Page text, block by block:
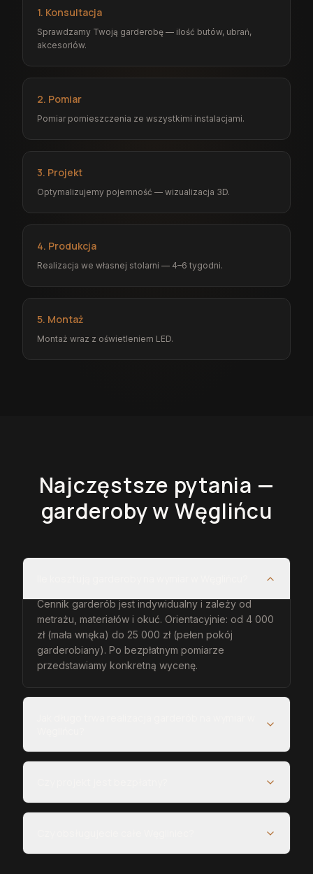
1. Konsultacja
Sprawdzamy Twoją garderobę — ilość butów, ubrań,
akcesoriów.
2. Pomiar
Pomiar pomieszczenia ze wszystkimi instalacjami.
3. Projekt
Optymalizujemy pojemność — wizualizacja 3D.
4. Produkcja
Realizacja we własnej stolarni — 4–6 tygodni.
5. Montaż
Montaż wraz z oświetleniem LED.
Najczęstsze pytania —
garderobyw Węglińcu
Cennik garderób jest indywidualny i zależy od
metrażu, materiałów i okuć. Orientacyjnie: od 4 000
zł (mała wnęka) do 25 000 zł (pełen pokój
garderobiany). Po bezpłatnym pomiarze
przedstawiamy konkretną wycenę.